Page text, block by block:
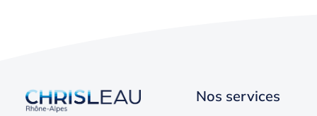
Nos services